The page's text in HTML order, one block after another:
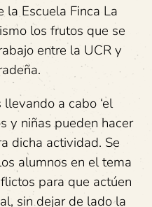
la Escuela Finca La
los frutos que se
entre la UCR y
a cabo ‘el
y niñas pueden hacer
dicha actividad. Se
alumnos en el tema
para que actúen
sin dejar de lado la